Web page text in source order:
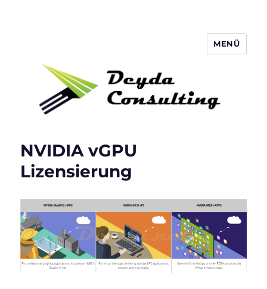
MENÜ
NVIDIA vGPU
Lizensierung